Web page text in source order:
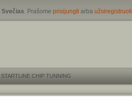
Svečias. Prašome prisijungti arba užsiregistruoti
STARTLINE CHIP TUNNING